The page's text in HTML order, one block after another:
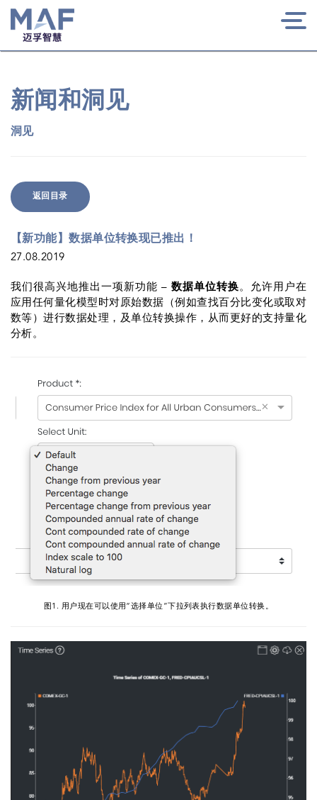
新闻和洞见
洞见
返回目录
【新功能】数据单位转换现已推出！
27.08.2019
我们很高兴地推出一项新功能 – 数据单位转换。允许用户在
应用任何量化模型时对原始数据（例如查找百分比变化或取对
数等）进行数据处理，及单位转换操作，从而更好的支持量化
分析。
图1. 用户现在可以使用“选择单位”下拉列表执行数据单位转换。